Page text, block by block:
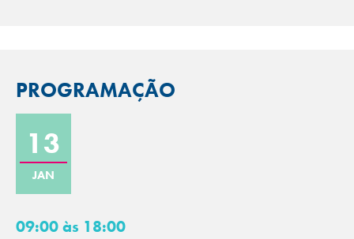
PROGRAMAÇÃO
13
JAN
09:00 às 18:00